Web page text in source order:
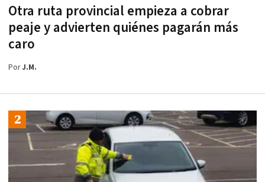
Otra ruta provincial empieza a cobrar
peaje y advierten quiénes pagarán más
caro
PorJ.M.